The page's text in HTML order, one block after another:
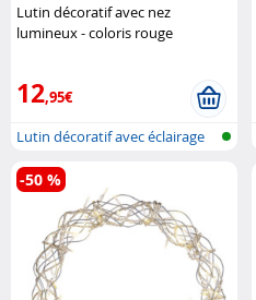
Lutin décoratif avec nez
lumineux - coloris rouge
12,95€
Lutin décoratif avec éclairage
LED
-50 %